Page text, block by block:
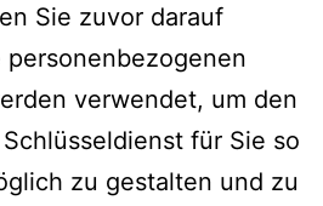
Sie zuvor darauf
verwendet, um den
für Sie so
zu gestalten und zu